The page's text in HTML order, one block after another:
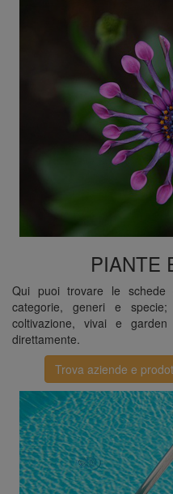
PIANTE
Qui puoi trovare le schede
categorie, generi e
coltivazione, vivai e
direttamente.
Trova aziende e